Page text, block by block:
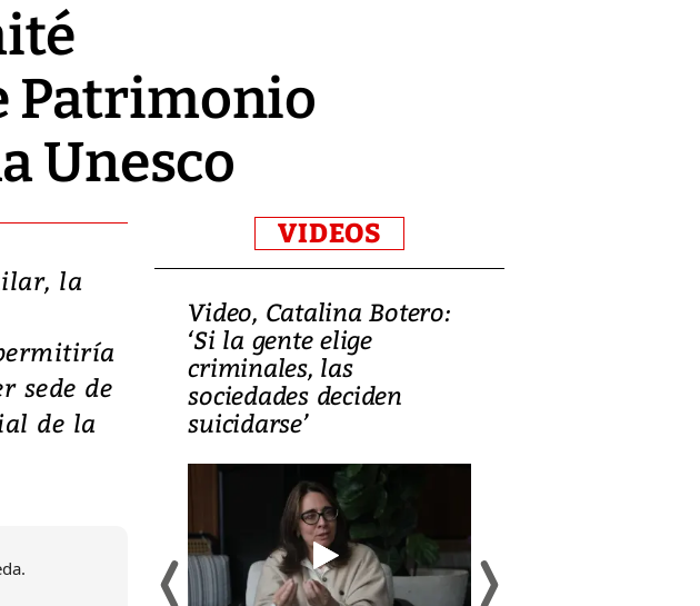
Patrimonio
Unesco
la
sede de
de la
VIDEOS
Video, Catalina Botero:
‘Si la gente elige
criminales, las
sociedades deciden
suicidarse’